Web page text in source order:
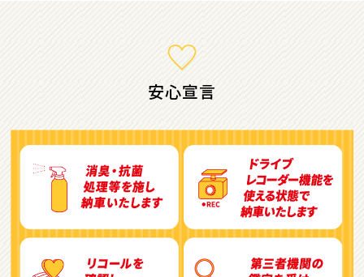
2
アルファード
位
トヨタ
ヴォクシー
安心宣言